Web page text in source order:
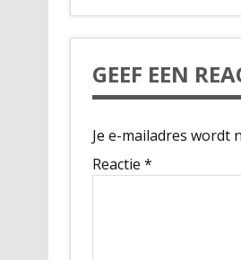
GEEF EEN
Je e-mailadres wordt
Reactie *